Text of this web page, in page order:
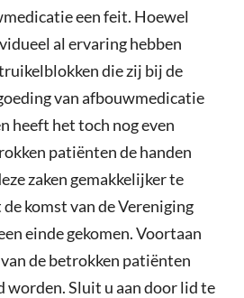
een feit. Hoewel
al ervaring hebben
die zij bij de
van afbouwmedicatie
heeft het toch nog even
patiënten de handen
zaken gemakkelijker te
komst van de Vereniging
einde gekomen. Voortaan
de betrokken patiënten
Sluit u aan door lid te